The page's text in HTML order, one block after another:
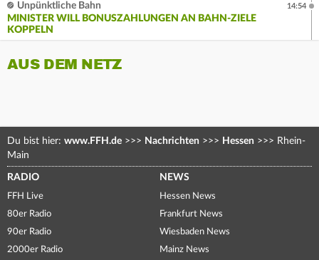
Unpünktliche Bahn
MINISTER WILL BONUSZAHLUNGEN AN BAHN-ZIELE
KOPPELN
14:54
AUS DEM NETZ
Du bist hier: www.FFH.de >>> Nachrichten >>> Hessen >>> Rhein-
Main
RADIO
FFH Live
80er Radio
90er Radio
2000er Radio
NEWS
Hessen News
Frankfurt News
Wiesbaden News
Mainz News